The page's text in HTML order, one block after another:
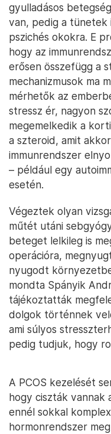
gyulladásos
van, pedig a
pszichés okokra. E
hogy az
erősen összefügg a
mechanizmusok ma
mérhetők az
stressz ér, nagyon
megemelkedik a
a szteroid, amit
immunrendszer
– például egy
esetén.
Végeztek olyan
műtét utáni
beteget lelkileg is
operációra,
nyugodt
mondta Spányik
tájékoztatták
dolgok történnek
ami súlyos
pedig tudjuk, hogy
A PCOS kezelését
hogy ciszták vannak
ennél sokkal
hormonrendszer